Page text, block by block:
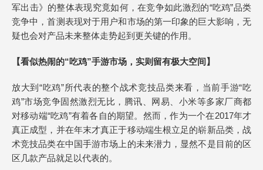
军出击》的整体表现究竟如何，在竞争如此激烈的“吃鸡”品类
竞争中，首测表现对于用户和市场的第一印象的巨大影响，无
疑也会对产品未来整体走势起到更关键的作用。
【看似热闹的“吃鸡”手游市场，实则留有极大空间】
放大到“吃鸡”所代表的整个战术竞技品类来看，当前手游“吃
鸡”市场竞争固然激烈无比，腾讯、网易、小米等多家厂商都
对移动端“吃鸡”有着各自的期望。然而，作为一个在2017年才
真正成型，并在年末才真正于移动端生根立足的崭新品类，战
术竞技品类在中国手游市场上的未来潜力，显然不是目前的区
区几款产品就足以代表的。